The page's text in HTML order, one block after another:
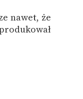
nawet, że